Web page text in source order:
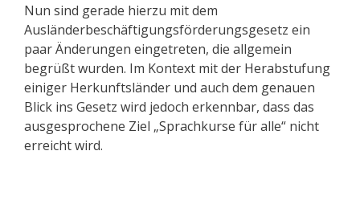
Nun sind gerade hierzu mit dem
Ausländerbeschäftigungsförderungsgesetz ein
paar Änderungen eingetreten, die allgemein
begrüßt wurden. Im Kontext mit der Herabstufung
einiger Herkunftsländer und auch dem genauen
Blick ins Gesetz wird jedoch erkennbar, dass das
ausgesprochene Ziel „Sprachkurse für alle“ nicht
erreicht wird.